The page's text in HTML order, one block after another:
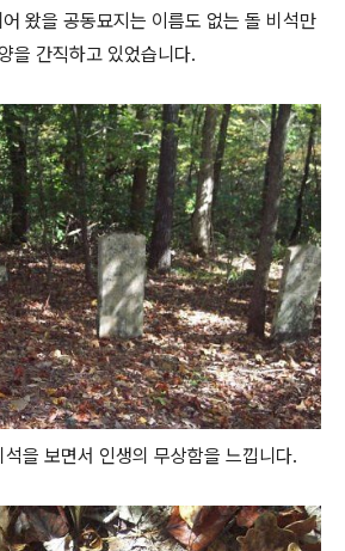
왔을 공동묘지는 이름도 없는 돌 비석만
을 간직하고 있었습니다.
을 보면서 인생의 무상함을 느낍니다.